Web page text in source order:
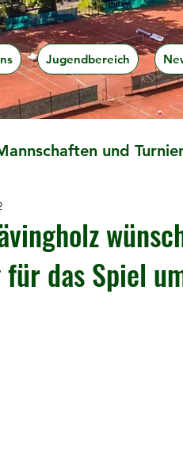
Jugendbereich
und
für das Spiel